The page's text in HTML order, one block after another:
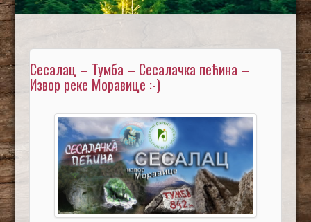
Сесалац – Тумба – Сесалачка пећина –
Извор реке Моравице :-)